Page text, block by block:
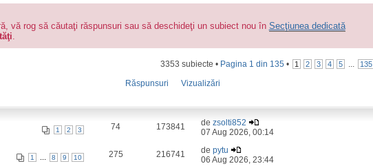
vă rog să căutaţi răspunsuri sau să deschideţi un subiect nou în Secţiunea dedicată
.
3353 subiecte • Pagina 1 din 135 • 1 2 3 4 5 ... 135
Răspunsuri
Vizualizări
1 2 3 74 173841 dezsolti852
07 Aug 2026, 00:14
1 8 9 10 275 216741 depytu
06 Aug 2026, 23:44